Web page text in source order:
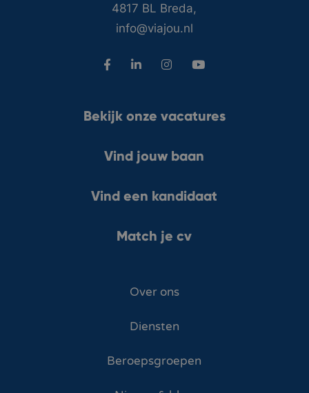
4817 BL Breda,
info@viajou.nl
Bekijk onze vacatures
Vind jouw baan
Vind een kandidaat
Match je cv
Over ons
Diensten
Beroepsgroepen